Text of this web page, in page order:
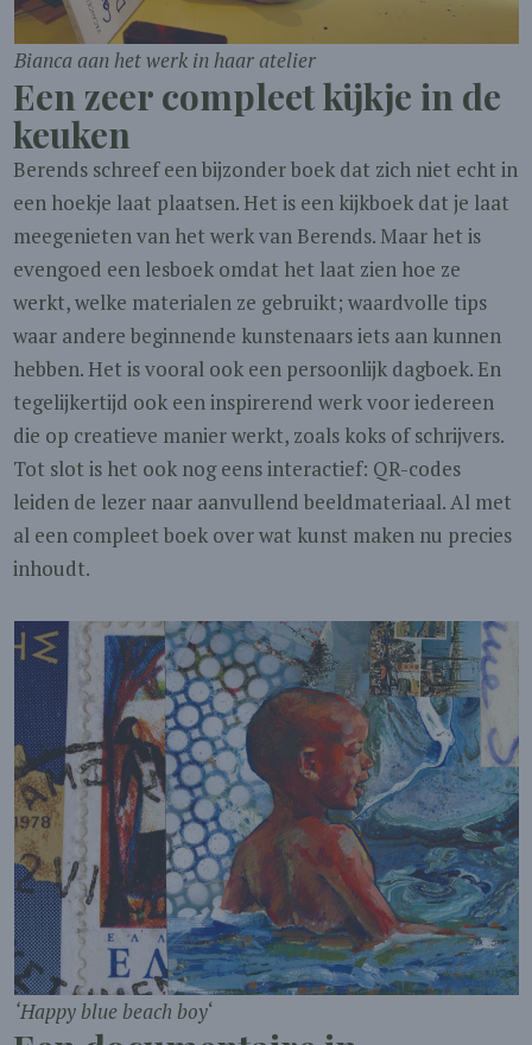
Bianca aan het werk in haar atelier
Een zeer compleet kijkje in de
keuken
Berends schreef een bijzonder boek dat zich niet echt in
een hoekje laat plaatsen. Het is een kijkboek dat je laat
meegenieten van het werk van Berends. Maar het is
evengoed een lesboek omdat het laat zien hoe ze
werkt, welke materialen ze gebruikt; waardvolle tips
waar andere beginnende kunstenaars iets aan kunnen
hebben. Het is vooral ook een persoonlijk dagboek. En
tegelijkertijd ook een inspirerend werk voor iedereen
die op creatieve manier werkt, zoals koks of schrijvers.
Tot slot is het ook nog eens interactief: QR-codes
leiden de lezer naar aanvullend beeldmateriaal. Al met
al een compleet boek over wat kunst maken nu precies
inhoudt.
‘Happy blue beach boy‘